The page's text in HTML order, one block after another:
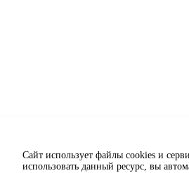
Сайт использует файлы cookies и
использовать данный ресурс, вы